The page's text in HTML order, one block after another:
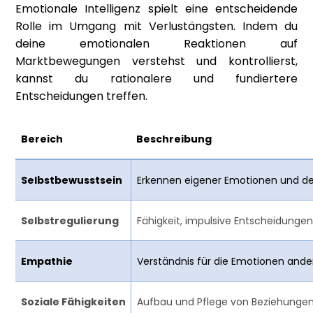
Emotionale Intelligenz spielt eine entscheidende
Rolle im Umgang mit Verlustängsten. Indem du
deine emotionalen Reaktionen auf
Marktbewegungen verstehst und kontrollierst,
kannst du rationalere und fundiertere
Entscheidungen treffen.
Bereich Beschreibung
Selbstbewusstsein Erkennen eigener Emotionen und
Selbstregulierung Fähigkeit, impulsive
Empathie Verständnis für die Emotionen
Soziale Fähigkeiten Aufbau und Pflege von